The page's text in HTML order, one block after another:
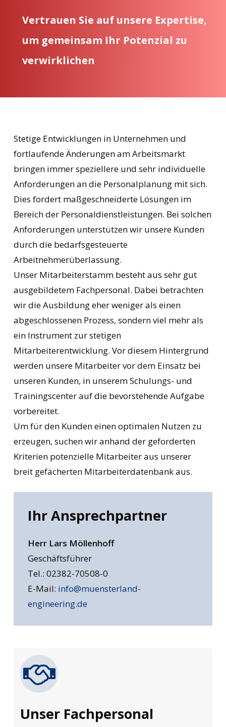
Vertrauen Sie auf unsere Expertise,
um gemeinsam Ihr Potenzial zu
verwirklichen
Stetige Entwicklungen in Unternehmen und
fortlaufende Änderungen am Arbeitsmarkt
bringen immer speziellere und sehr individuelle
Anforderungen an die Personalplanung mit sich.
Dies fordert maßgeschneiderte Lösungen im
Bereich der Personaldienstleistungen. Bei solchen
Anforderungen unterstützen wir unsere Kunden
durch die bedarfsgesteuerte
Arbeitnehmerüberlassung.
Unser Mitarbeiterstamm besteht aus sehr gut
ausgebildetem Fachpersonal. Dabei betrachten
wir die Ausbildung eher weniger als einen
abgeschlossenen Prozess, sondern viel mehr als
ein Instrument zur stetigen
Mitarbeiterentwicklung. Vor diesem Hintergrund
werden unsere Mitarbeiter vor dem Einsatz bei
unseren Kunden, in unserem Schulungs- und
Trainingscenter auf die bevorstehende Aufgabe
vorbereitet.
Um für den Kunden einen optimalen Nutzen zu
erzeugen, suchen wir anhand der geforderten
Kriterien potenzielle Mitarbeiter aus unserer
breit gefächerten Mitarbeiterdatenbank aus.
IhrAnsprechpartner
Herr Lars Möllenhoff
Geschäftsführer
Tel.: 02382-70508-0
E-Mail: info@muensterland-
engineering.de
Unser Fachpersonal